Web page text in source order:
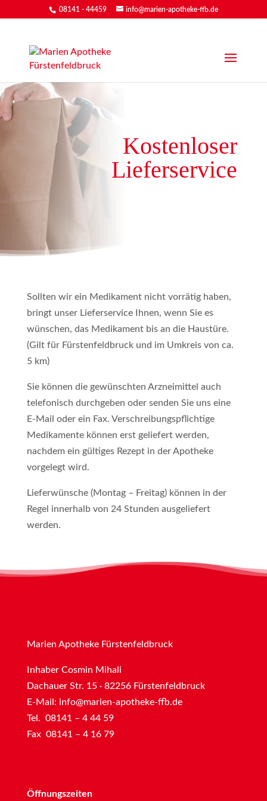
08141 - 44459 info@marien-apotheke-ffb.de
Kostenloser
Lieferservice
Sollten wir ein Medikament nicht vorrätig haben,
bringt unser Lieferservice Ihnen, wenn Sie es
wünschen, das Medikament bis an die Haustüre.
(Gilt für Fürstenfeldbruck und im Umkreis von ca.
5 km)
Sie können die gewünschten Arzneimittel auch
telefonisch durchgeben oder senden Sie uns eine
E-Mail oder ein Fax. Verschreibungspflichtige
Medikamente können erst geliefert werden,
nachdem ein gültiges Rezept in der Apotheke
vorgelegt wird.
Lieferwünsche (Montag – Freitag) können in der
Regel innerhalb von 24 Stunden ausgeliefert
werden.
Marien Apotheke Fürstenfeldbruck
Inhaber Cosmin Mihali
Dachauer Str. 15 · 82256 Fürstenfeldbruck
E-Mail: info@marien-apotheke-ffb.de
Tel. 08141 – 4 44 59
Fax 08141 – 4 16 79
Öffnungszeiten